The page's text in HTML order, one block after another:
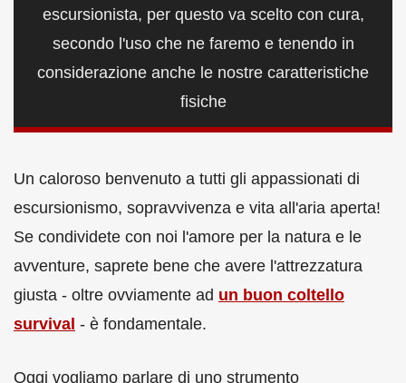
escursionista, per questo va scelto con cura,
secondo l'uso che ne faremo e tenendo in
considerazione anche le nostre caratteristiche
fisiche
Un caloroso benvenuto a tutti gli appassionati di
escursionismo, sopravvivenza e vita all'aria aperta!
Se condividete con noi l'amore per la natura e le
avventure, saprete bene che avere l'attrezzatura
giusta - oltre ovviamente ad un buon coltello
survival - è fondamentale.
Oggi vogliamo parlare di uno strumento